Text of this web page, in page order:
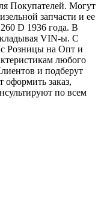
Покупателей. Могут
запчасти и ее
D 1936 года. В
VIN-ы. С
с Розницы на Опт и
любого
и подберут
оформить заказ,
по всем